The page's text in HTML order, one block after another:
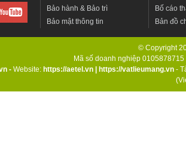
Bảo hành & Bảo trì
Bảo mật thông tin
Bố cáo
Bản đồ
© Copyright
Mã số doanh nghiệp
- Website: https://aetel.vn https://vatlieumang.vn -